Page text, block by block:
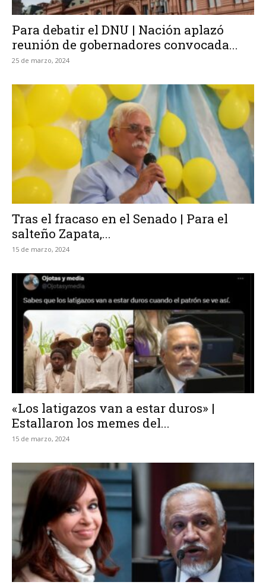
Para debatir el DNU | Nación aplazó
reunión de gobernadores convocada...
25 de marzo, 2024
Tras el fracaso en el Senado | Para el
salteño Zapata,...
15 de marzo, 2024
«Los latigazos van a estar duros» |
Estallaron los memes del...
15 de marzo, 2024